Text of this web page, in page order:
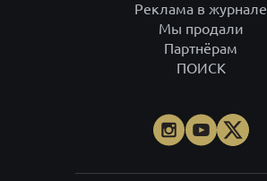
Реклама в журнале
Мы продали
Партнёрам
ПОИСК